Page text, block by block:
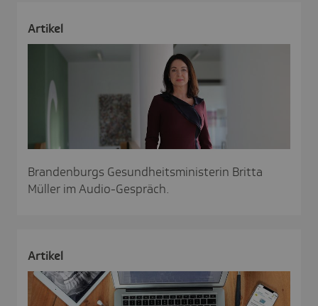
Artikel
Brandenburgs Gesundheitsministerin Britta
Müller im Audio-Gespräch.
Artikel